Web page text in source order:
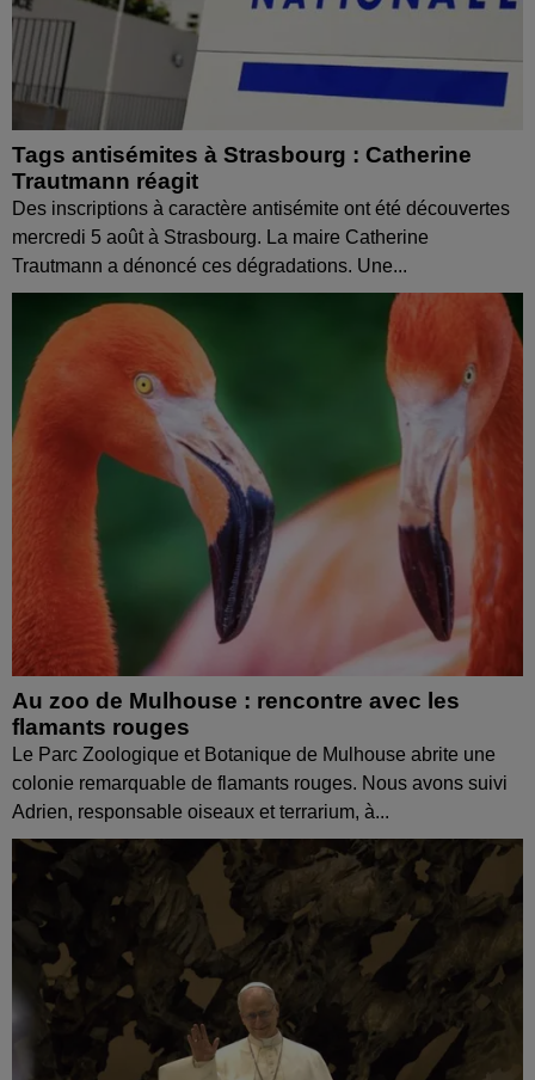
Tags antisémites à Strasbourg : Catherine
Trautmann réagit
Des inscriptions à caractère antisémite ont été découvertes
mercredi 5 août à Strasbourg. La maire Catherine
Trautmann a dénoncé ces dégradations. Une...
Au zoo de Mulhouse : rencontre avec les
flamants rouges
Le Parc Zoologique et Botanique de Mulhouse abrite une
colonie remarquable de flamants rouges. Nous avons suivi
Adrien, responsable oiseaux et terrarium, à...